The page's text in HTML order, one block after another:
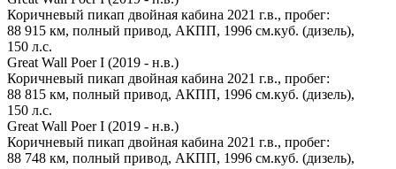
Коричневый пикап двойная кабина 2021 г.в., пробег:
88 915 км, полный привод, АКПП, 1996 см.куб. (дизель),
150 л.с.
Great Wall Poer I (2019 - н.в.)
Коричневый пикап двойная кабина 2021 г.в., пробег:
88 815 км, полный привод, АКПП, 1996 см.куб. (дизель),
150 л.с.
Great Wall Poer I (2019 - н.в.)
Коричневый пикап двойная кабина 2021 г.в., пробег:
88 748 км, полный привод, АКПП, 1996 см.куб. (дизель),